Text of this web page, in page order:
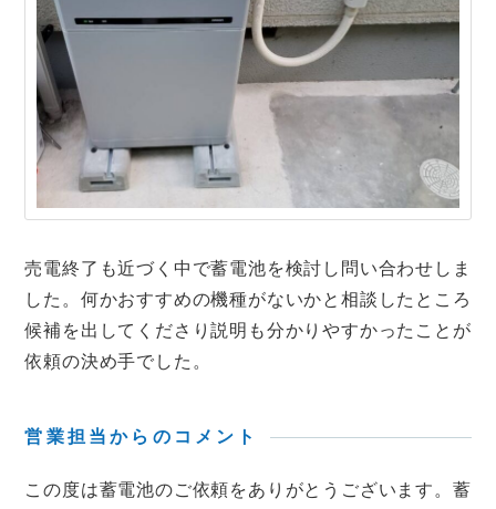
売電終了も近づく中で蓄電池を検討し問い合わせしま
した。何かおすすめの機種がないかと相談したところ
候補を出してくださり説明も分かりやすかったことが
依頼の決め手でした。
営業担当からのコメント
この度は蓄電池のご依頼をありがとうございます。蓄